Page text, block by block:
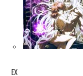
EX